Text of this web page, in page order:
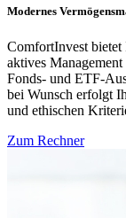
Modernes
ComfortInvest bietet
aktives
Fonds- und ETF-
bei Wunsch erfolgt
und ethischen
Zum Rechner